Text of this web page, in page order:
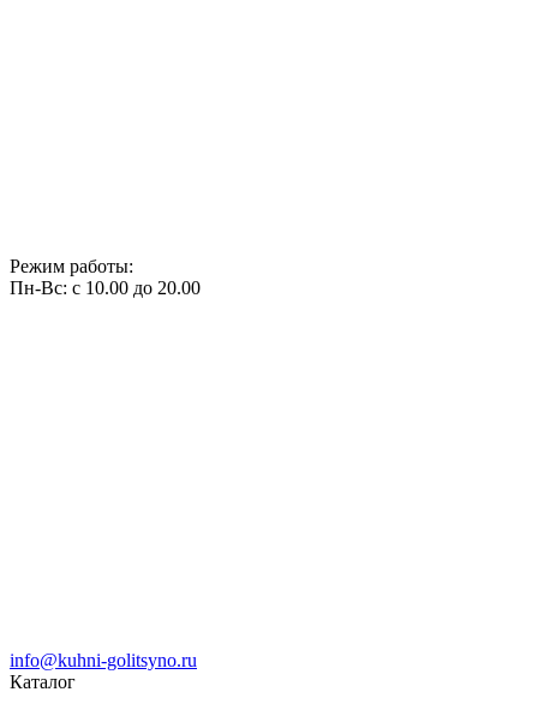
Режим работы:
Пн-Вс: с 10.00 до 20.00
info@kuhni-golitsyno.ru
Каталог